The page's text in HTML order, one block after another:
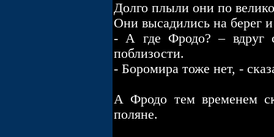
Долго плыли они по
Они высадились на берег
- А где Фродо? – вдруг
поблизости.
- Боромира тоже нет, -
А Фродо тем временем
поляне.